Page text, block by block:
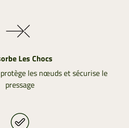
Les Chocs
les nœuds et sécurise le
pressage